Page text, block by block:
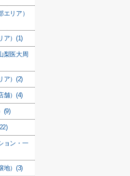
リア）
ア）(1)
梨医大周
ア）(2)
舗）(4)
(9)
ョン・一
地）(3)